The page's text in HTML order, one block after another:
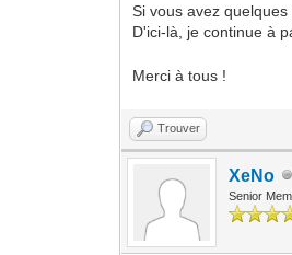
Si vous avez
D'ici-là, je continue à
Merci à tous !
Trouver
XeNo
Senior